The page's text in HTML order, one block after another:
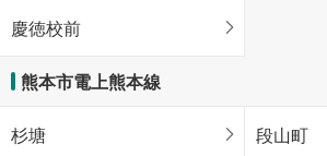
慶徳校前
熊本市電上熊本線
杉塘 段山町